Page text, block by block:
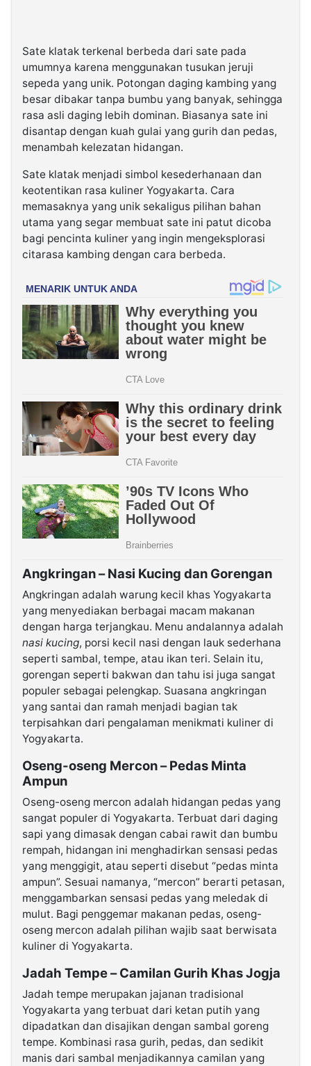
Sate klatak terkenal berbeda dari sate pada
umumnya karena menggunakan tusukan jeruji
sepeda yang unik. Potongan daging kambing yang
besar dibakar tanpa bumbu yang banyak, sehingga
rasa asli daging lebih dominan. Biasanya sate ini
disantap dengan kuah gulai yang gurih dan pedas,
menambah kelezatan hidangan.
Sate klatak menjadi simbol kesederhanaan dan
keotentikan rasa kuliner Yogyakarta. Cara
memasaknya yang unik sekaligus pilihan bahan
utama yang segar membuat sate ini patut dicoba
bagi pencinta kuliner yang ingin mengeksplorasi
citarasa kambing dengan cara berbeda.
Angkringan – Nasi Kucing dan Gorengan
Angkringan adalah warung kecil khas Yogyakarta
yang menyediakan berbagai macam makanan
dengan harga terjangkau. Menu andalannya adalah
nasi kucing, porsi kecil nasi dengan lauk sederhana
seperti sambal, tempe, atau ikan teri. Selain itu,
gorengan seperti bakwan dan tahu isi juga sangat
populer sebagai pelengkap. Suasana angkringan
yang santai dan ramah menjadi bagian tak
terpisahkan dari pengalaman menikmati kuliner di
Yogyakarta.
Oseng-oseng Mercon – Pedas Minta
Ampun
Oseng-oseng mercon adalah hidangan pedas yang
sangat populer di Yogyakarta. Terbuat dari daging
sapi yang dimasak dengan cabai rawit dan bumbu
rempah, hidangan ini menghadirkan sensasi pedas
yang menggigit, atau seperti disebut “pedas minta
ampun”. Sesuai namanya, “mercon” berarti petasan,
menggambarkan sensasi pedas yang meledak di
mulut. Bagi penggemar makanan pedas, oseng-
oseng mercon adalah pilihan wajib saat berwisata
kuliner di Yogyakarta.
Jadah Tempe – Camilan Gurih Khas Jogja
Jadah tempe merupakan jajanan tradisional
Yogyakarta yang terbuat dari ketan putih yang
dipadatkan dan disajikan dengan sambal goreng
tempe. Kombinasi rasa gurih, pedas, dan sedikit
manis dari sambal menjadikannya camilan yang